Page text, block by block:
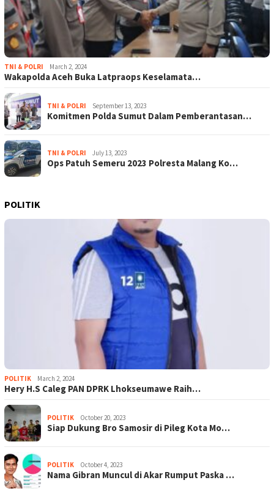
TNI & POLRI March 2, 2024
Wakapolda Aceh Buka Latpraops Keselamata…
TNI & POLRI September 13, 2023
Komitmen Polda Sumut Dalam Pemberantasan…
TNI & POLRI July 13, 2023
Ops Patuh Semeru 2023 Polresta Malang Ko…
POLITIK
POLITIK March 2, 2024
Hery H.S Caleg PAN DPRK Lhokseumawe Raih…
POLITIK October 20, 2023
Siap Dukung Bro Samosir di Pileg Kota Mo…
POLITIK October 4, 2023
Nama Gibran Muncul di Akar Rumput Paska …